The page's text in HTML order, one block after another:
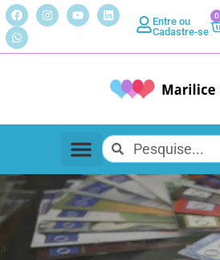
Entre ou
Cadastre-se
0